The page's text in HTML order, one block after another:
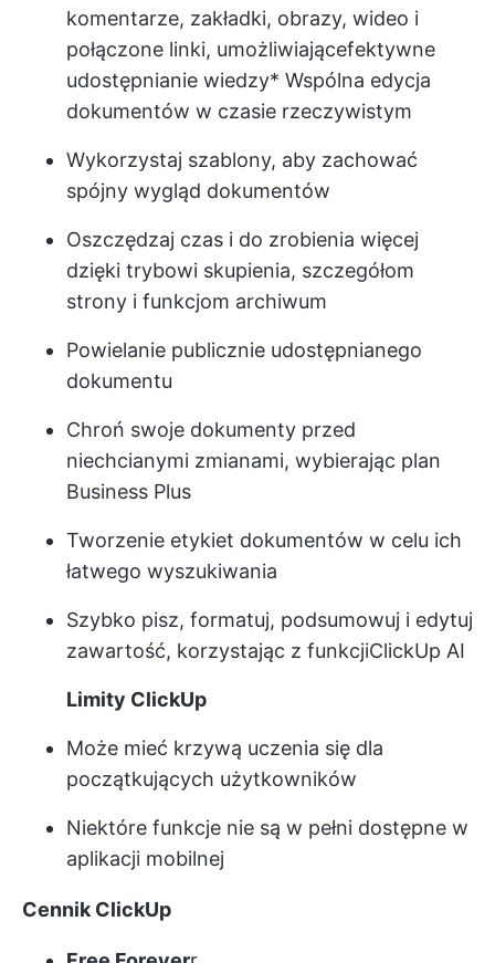
komentarze, zakładki, obrazy, wideo i
połączone linki, umożliwiającefektywne
udostępnianie wiedzy* Wspólna edycja
dokumentów w czasie rzeczywistym
Wykorzystaj szablony, aby zachować
spójny wygląd dokumentów
Oszczędzaj czas i do zrobienia więcej
dzięki trybowi skupienia, szczegółom
strony i funkcjom archiwum
Powielanie publicznie udostępnianego
dokumentu
Chroń swoje dokumenty przed
niechcianymi zmianami, wybierając plan
Business Plus
Tworzenie etykiet dokumentów w celu ich
łatwego wyszukiwania
Szybko pisz, formatuj, podsumowuj i edytuj
zawartość, korzystając z funkcjiClickUp AI
Limity ClickUp
Może mieć krzywą uczenia się dla
początkujących użytkowników
Niektóre funkcje nie są w pełni dostępne w
aplikacji mobilnej
Cennik ClickUp